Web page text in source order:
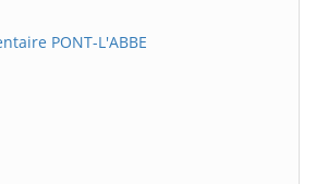
PONT-L'ABBE